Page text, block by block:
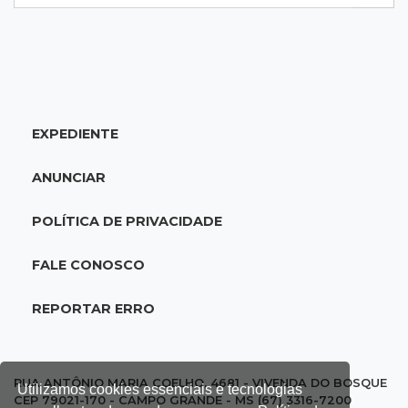
Utilizamos cookies essenciais e tecnologias
17:51Arsenal Oculto
volta a ser alvo por comércio de armas
17:42 Bonito
Justiça manda periciar obra construída perto
falso e prende pai e filho
EXPEDIENTE
ANUNCIAR
POLÍTICA DE PRIVACIDADE
FALE CONOSCO
REPORTAR ERRO
RUA ANTÔNIO MARIA COELHO, 4681 - VIVENDA DO BOSQUE
CEP 79021-170 - CAMPO GRANDE - MS (67) 3316-7200